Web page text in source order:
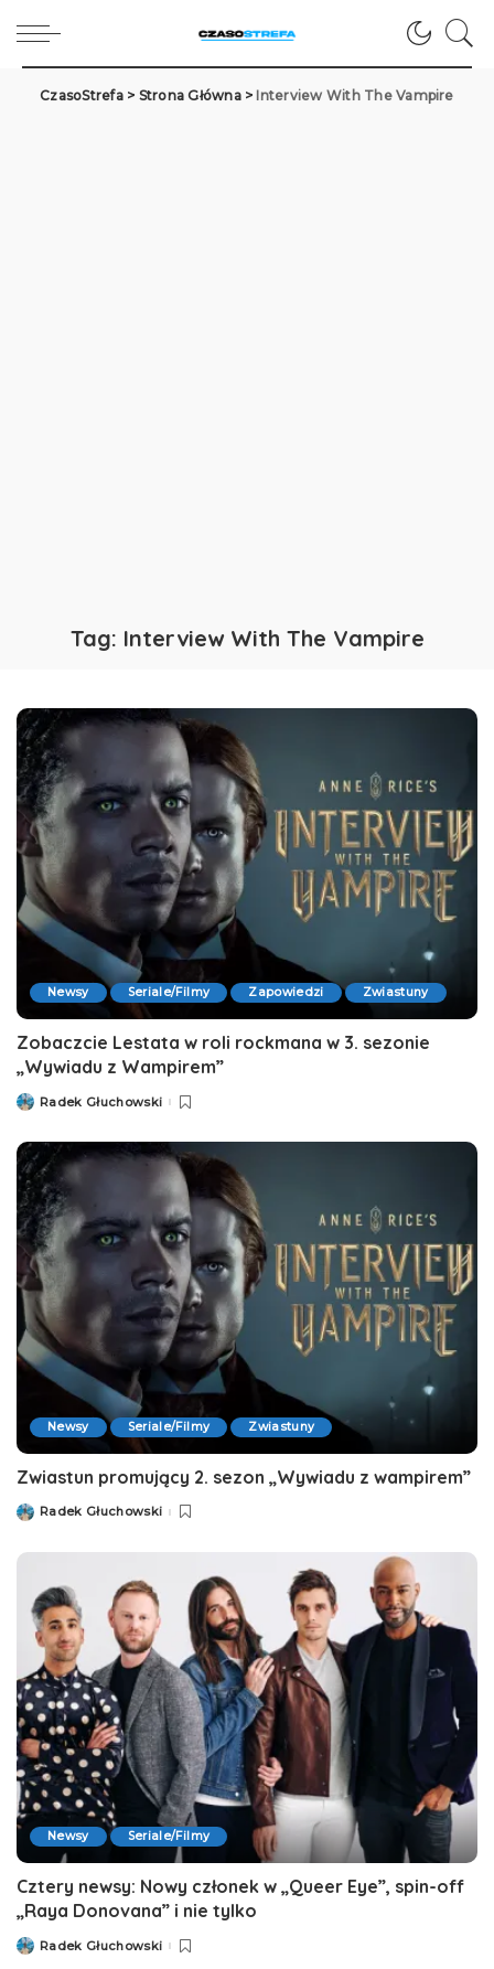
CzasoStrefa> Strona Główna> Interview With The Vampire
Tag: Interview With The Vampire
Newsy Seriale/Filmy Zapowiedzi Zwiastuny
Zobaczcie Lestata w roli rockmana w 3. sezonie
„Wywiadu z Wampirem”
PostedRadek Głuchowski
Newsy Seriale/Filmy Zwiastuny
Zwiastun promujący 2. sezon „Wywiadu z wampirem”
PostedRadek Głuchowski
Newsy Seriale/Filmy
Cztery newsy: Nowy członek w „Queer Eye”, spin-off
„Raya Donovana” i nie tylko
PostedRadek Głuchowski